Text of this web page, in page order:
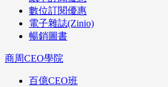
數位訂閱優惠
電子雜誌(Zinio)
暢銷圖書
商周CEO學院
百億CEO班